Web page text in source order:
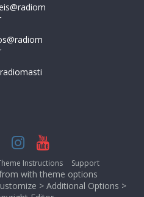
Instructions Support
with theme options
> Additional Options >